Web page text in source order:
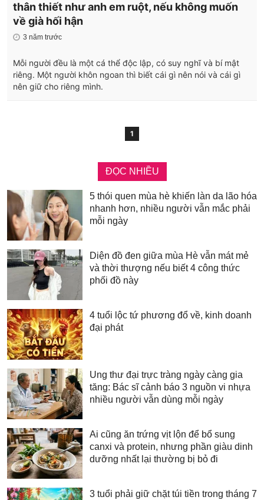
thân thiết như anh em ruột, nếu không muốn
về già hối hận
3 năm trước
Mỗi người đều là một cá thể độc lập, có suy nghĩ và bí mật
riêng. Một người khôn ngoan thì biết cái gì nên nói và cái gì
nên giữ cho riêng mình.
1
ĐỌC NHIỀU
5 thói quen mùa hè khiến làn da lão hóa
nhanh hơn, nhiều người vẫn mắc phải
mỗi ngày
Diện đồ đen giữa mùa Hè vẫn mát mẻ
và thời thượng nếu biết 4 công thức
phối đồ này
4 tuổi lộc tứ phương đổ về, kinh doanh
đại phát
Ung thư đại trực tràng ngày càng gia
tăng: Bác sĩ cảnh báo 3 nguồn vi nhựa
nhiều người vẫn dùng mỗi ngày
Ai cũng ăn trứng vịt lộn để bổ sung
canxi và protein, nhưng phần giàu dinh
dưỡng nhất lại thường bị bỏ đi
3 tuổi phải giữ chặt túi tiền trong tháng 7